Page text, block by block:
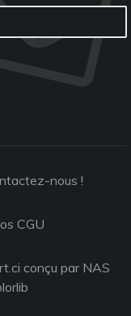
nous !
CGU
conçu par NAS